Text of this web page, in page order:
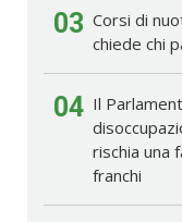
03 Corsi di
chiede chi
04 Il
rischia una
franchi